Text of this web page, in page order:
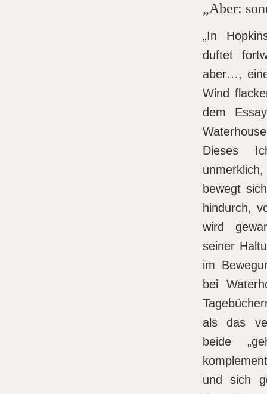
„Aber:
„In
duftet
aber…,
Wind
dem
Dieses
bewegt
hindurch,
wird
seiner
im
bei
als das
beide
und sich